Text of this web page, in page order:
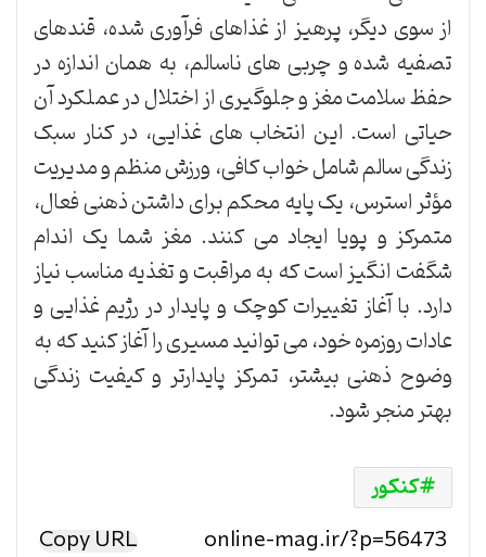
از سوی دیگر، پرهیز از غذاهای فرآوری شده، قندهای
تصفیه شده و چربی های ناسالم، به همان اندازه در
حفظ سلامت مغز و جلوگیری از اختلال در عملکرد آن
حیاتی است. این انتخاب های غذایی، در کنار سبک
زندگی سالم شامل خواب کافی، ورزش منظم و مدیریت
مؤثر استرس، یک پایه محکم برای داشتن ذهنی فعال،
متمرکز و پویا ایجاد می کنند. مغز شما یک اندام
شگفت انگیز است که به مراقبت و تغذیه مناسب نیاز
دارد. با آغاز تغییرات کوچک و پایدار در رژیم غذایی و
عادات روزمره خود، می توانید مسیری را آغاز کنید که به
وضوح ذهنی بیشتر، تمرکز پایدارتر و کیفیت زندگی
بهتر منجر شود.
کنکور
Copy URL